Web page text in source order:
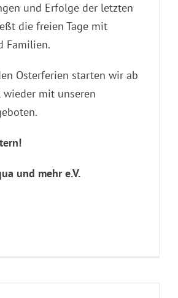
und Erfolge der letzten
die freien Tage mit
Familien.
Osterferien starten wir ab
wieder mit unseren
und mehr e.V.